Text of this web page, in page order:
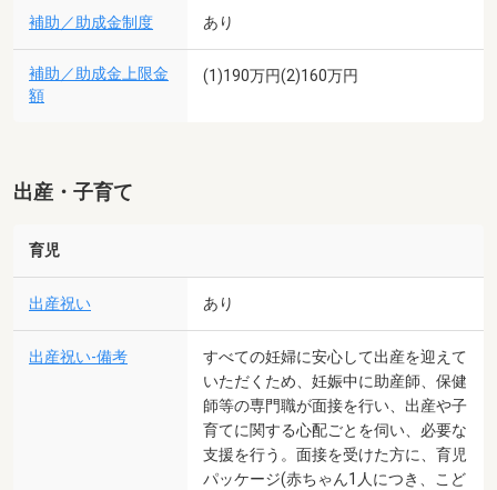
補助／助成金制度 あり
補助／助成金上限金
額
(1)190万円(2)160万円
出産・子育て
育児
出産祝い あり
出産祝い-備考
すべての妊婦に安心して出産を迎えて
いただくため、妊娠中に助産師、保健
師等の専門職が面接を行い、出産や子
育てに関する心配ごとを伺い、必要な
支援を行う。面接を受けた方に、育児
パッケージ(赤ちゃん1人につき、こど